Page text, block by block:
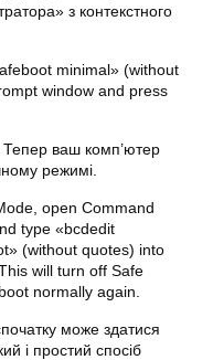
з контекстного
minimal» (without
window and press
ваш комп’ютер
режимі.
open Command
type «bcdedit
(without quotes) into
will turn off Safe
normally again.
може здатися
і простий спосіб